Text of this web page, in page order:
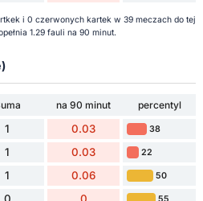
i 0 czerwonych kartek w 39 meczach do tej
1.29 fauli na 90 minut.
na 90 minut
percentyl
1 0.03 38
1 0.03 22
1 0.06 50
0 0 55